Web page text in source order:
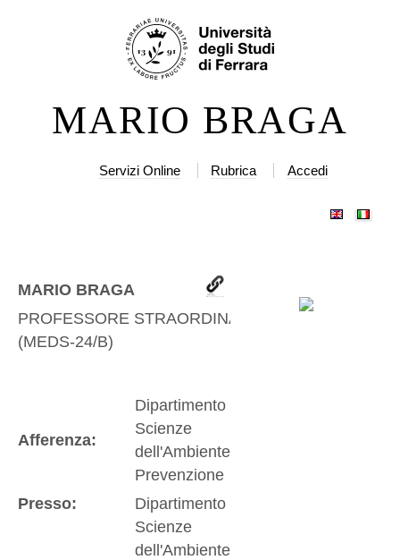
MARIO BRAGA
Servizi Online Rubrica Accedi
MARIO BRAGA
PROFESSORE STRAORDINARIO
(MEDS-24/B)
Afferenza:
Dipartimento di
Scienze
dell'Ambiente e della
Prevenzione
Presso:
Dipartimento di
Scienze
dell'Ambiente e della